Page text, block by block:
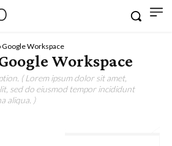
Google Workspace
Workspace
( Lorem ipsum dolor sit amet,
sed do eiusmod tempor incididunt
aliqua. )